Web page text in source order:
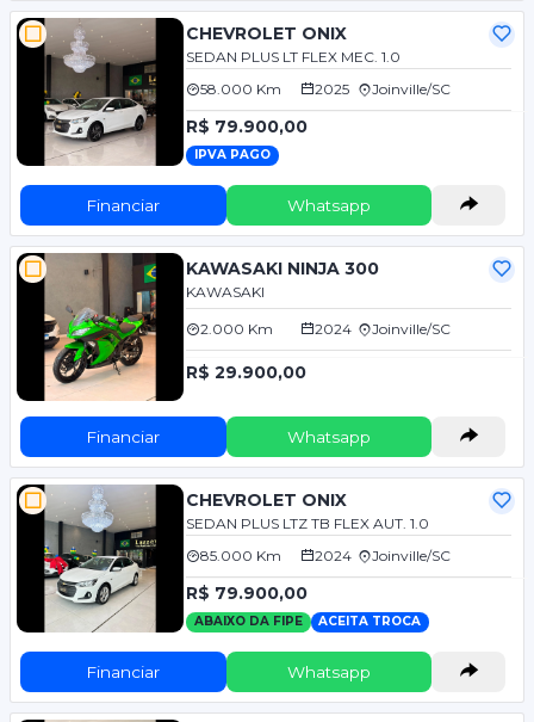
CHEVROLET ONIX
SEDAN PLUS LT FLEX MEC. 1.0
58.000 Km
2025 Joinville/SC
R$ 79.900,00
IPVA PAGO
Financiar Whatsapp
KAWASAKI NINJA 300
KAWASAKI
2.000 Km 2024 Joinville/SC
R$ 29.900,00
Financiar Whatsapp
CHEVROLET ONIX
SEDAN PLUS LTZ TB FLEX AUT. 1.0
85.000 Km
2024 Joinville/SC
R$ 79.900,00
ABAIXO DA FIPE ACEITA TROCA
Financiar Whatsapp